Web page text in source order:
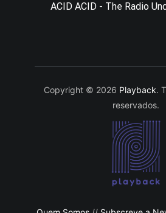
ACID ACID - The Radio
Copyright © 2026 Playback.
reservados.